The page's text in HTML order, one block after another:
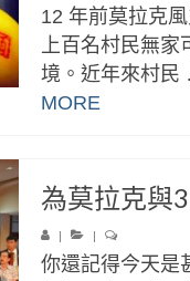
12 年前莫拉克
上百名村民無家
境。近年來村民
MORE
為莫拉克與
你還記得今天是